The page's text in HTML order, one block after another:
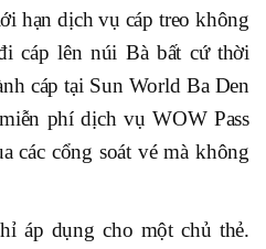
hạn dịch vụ cáp treo không
cáp lên núi Bà bất cứ thời
cáp tại Sun World Ba Den
phí dịch vụ WOW Pass
các cổng soát vé mà không
áp dụng cho một chủ thẻ.